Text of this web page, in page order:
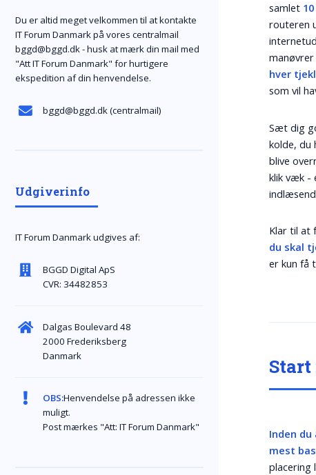
samlet
routeren
hver
som vil
Sæt dig
kolde, du
blive
klik væk -
Klar til at
du skal
er kun få
Start
Inden
mest
placering
Du er altid meget velkommen til at kontakte
IT Forum Danmark på vores centralmail
bggd@bggd.dk- husk at mærk din mail med
"Att IT Forum Danmark" for hurtigere
ekspedition af din henvendelse.
bggd@bggd.dk(centralmail)
Udgiverinfo
IT Forum Danmark udgives af:
BGGD Digital ApS
CVR: 34482853
Dalgas Boulevard 48
2000 Frederiksberg
Danmark
OBS:Henvendelse på adressen ikke
muligt.
Post mærkes "Att: IT Forum Danmark"